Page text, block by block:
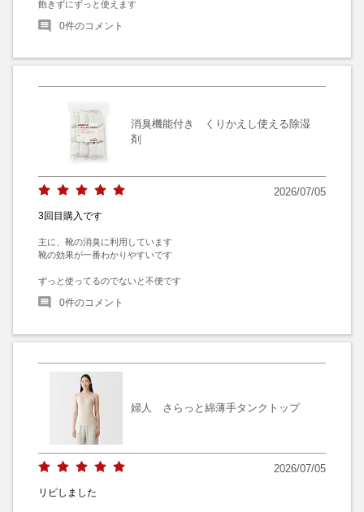
飽きずにずっと使えます
0件のコメント
消臭機能付き くりかえし使える除湿
剤
2026/07/05
3回目購入です
主に、靴の消臭に利用しています
靴の効果が一番わかりやすいです
ずっと使ってるのでないと不便です
0件のコメント
婦人 さらっと綿薄手タンクトップ
2026/07/05
リピしました